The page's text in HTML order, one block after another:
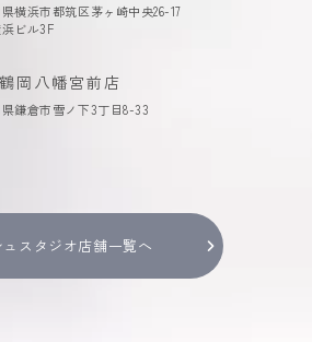
横浜市都筑区茅ヶ崎中央26-17
ビル3F
岡八幡宮前店
鎌倉市雪ノ下3丁目8-33
ュスタジオ店舗一覧へ